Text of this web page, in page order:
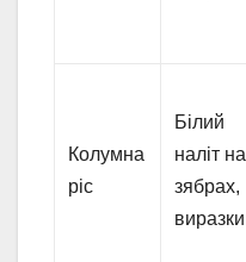
Колумна
ріс
Білий
наліт на
зябрах,
виразки